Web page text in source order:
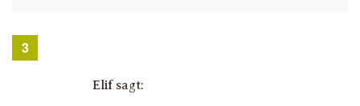
Elif sagt: